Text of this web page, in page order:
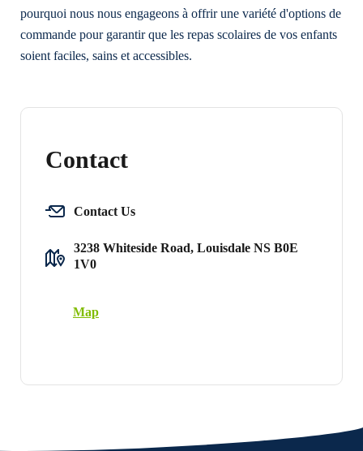
pourquoi nous nous engageons à offrir une variété d'options de
commande pour garantir que les repas scolaires de vos enfants
soient faciles, sains et accessibles.
Contact
Contact Us
3238 Whiteside Road, Louisdale NS B0E
1V0
Map